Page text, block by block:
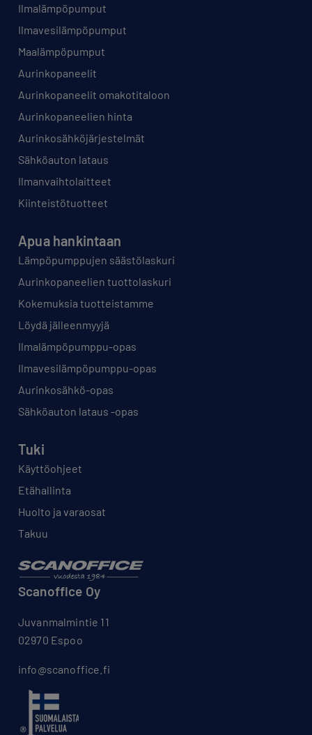
Ilmalämpöpumput
Ilmavesilämpöpumput
Maalämpöpumput
Aurinkopaneelit
Aurinkopaneelit omakotitaloon
Aurinkopaneelien hinta
Aurinkosähköjärjestelmät
Sähköauton lataus
Ilmanvaihtolaitteet
Kiinteistötuotteet
Apua hankintaan
Lämpöpumppujen säästölaskuri
Aurinkopaneelien tuottolaskuri
Kokemuksia tuotteistamme
Löydä jälleenmyyjä
Ilmalämpöpumppu-opas
Ilmavesilämpöpumppu-opas
Aurinkosähkö-opas
Sähköauton lataus -opas
Tuki
Käyttöohjeet
Etähallinta
Huolto ja varaosat
Takuu
Scanoffice Oy
Juvanmalmintie 11
02970 Espoo
info@scanoffice.fi